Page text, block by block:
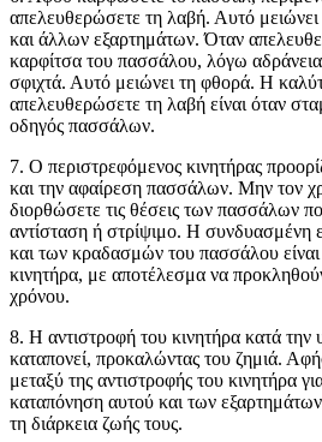
απελευθερώσετε τη λαβή. Αυτό
και άλλων εξαρτημάτων. Όταν
καρφίτσα του πασσάλου, λόγω
σφιχτά. Αυτό μειώνει τη φθορά. Η
απελευθερώσετε τη λαβή είναι όταν
οδηγός πασσάλων.
7. Ο περιστρεφόμενος κινητήρας
και την αφαίρεση πασσάλων. Μην τον
διορθώσετε τις θέσεις των πασσάλων
αντίσταση ή στρίψιμο. Η συνδυασμένη
και των κραδασμών του πασσάλου είναι
κινητήρα, με αποτέλεσμα να
χρόνου.
8. Η αντιστροφή του κινητήρα κατά την
καταπονεί, προκαλώντας του ζημιά.
μεταξύ της αντιστροφής του κινητήρα
καταπόνηση αυτού και των εξαρτημάτων
τη διάρκεια ζωής τους.